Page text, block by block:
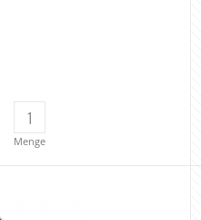
Menge